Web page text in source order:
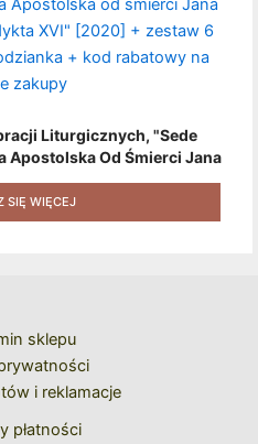
Liturgicznych, "Sede
Apostolska Od Śmierci Jana
XVI" [2020] + Zestaw 6
+ Kod Rabatowy Na
Zakupy
SIĘ WIĘCEJ
sklepu
i reklamacje
płatności